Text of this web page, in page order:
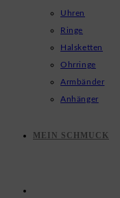
Uhren
Ringe
Halsketten
Ohrringe
Armbänder
Anhänger
MEIN SCHMUCK